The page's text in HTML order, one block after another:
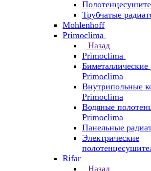
Трубчатые
Mohlenhoff
Primoclima
Назад
Primoclima
Primoclima
Внутрипольные
Primoclima
Водяные
Primoclima
Панельные
Электрические
Rifar
Назад